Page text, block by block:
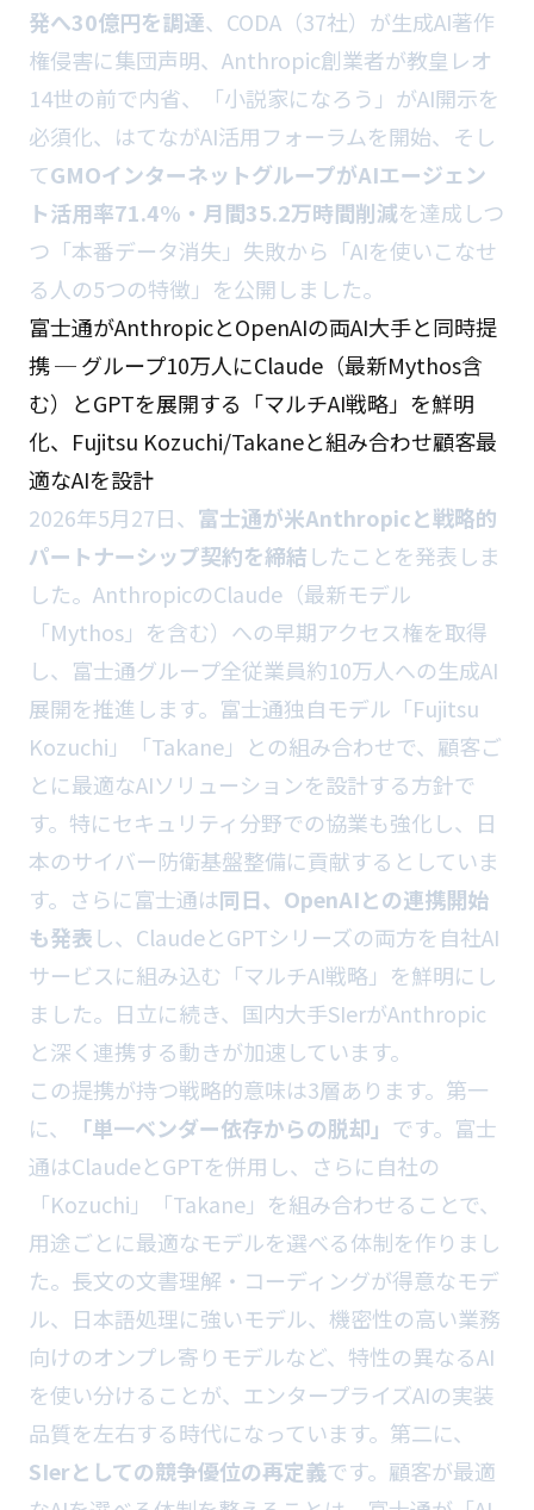
発へ30億円を調達、CODA（37社）が生成AI著作
権侵害に集団声明、Anthropic創業者が教皇レオ
14世の前で内省、「小説家になろう」がAI開示を
必須化、はてながAI活用フォーラムを開始、そし
てGMOインターネットグループがAIエージェン
ト活用率71.4%・月間35.2万時間削減を達成しつ
つ「本番データ消失」失敗から「AIを使いこなせ
る人の5つの特徴」を公開しました。
富士通がAnthropicとOpenAIの両AI大手と同時提
携 ─ グループ10万人にClaude（最新Mythos含
む）とGPTを展開する「マルチAI戦略」を鮮明
化、Fujitsu Kozuchi/Takaneと組み合わせ顧客最
適なAIを設計
2026年5月27日、 富士通が米Anthropicと戦略的
パートナーシップ契約を締結したことを発表しま
した。AnthropicのClaude（最新モデル
「Mythos」を含む）への早期アクセス権を取得
し、富士通グループ全従業員約10万人への生成AI
展開を推進します。富士通独自モデル「Fujitsu
Kozuchi」「Takane」との組み合わせで、顧客ご
とに最適なAIソリューションを設計する方針で
す。特にセキュリティ分野での協業も強化し、日
本のサイバー防衛基盤整備に貢献するとしていま
す。さらに富士通は同日、OpenAIとの連携開始
も発表し、ClaudeとGPTシリーズの両方を自社AI
サービスに組み込む「マルチAI戦略」を鮮明にし
ました。日立に続き、国内大手SIerがAnthropic
と深く連携する動きが加速しています。
この提携が持つ戦略的意味は3層あります。第一
に、
「単一ベンダー依存からの脱却」 です。富士
通はClaudeとGPTを併用し、さらに自社の
「Kozuchi」「Takane」を組み合わせることで、
用途ごとに最適なモデルを選べる体制を作りまし
た。長文の文書理解・コーディングが得意なモデ
ル、日本語処理に強いモデル、機密性の高い業務
向けのオンプレ寄りモデルなど、特性の異なるAI
を使い分けることが、エンタープライズAIの実装
品質を左右する時代になっています。第二に、
SIerとしての競争優位の再定義です。顧客が最適